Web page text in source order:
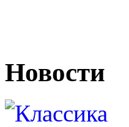
Новости